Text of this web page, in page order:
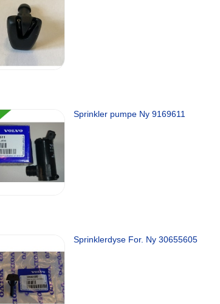
Sprinkler pumpe Ny 9169611
Sprinklerdyse For. Ny 30655605